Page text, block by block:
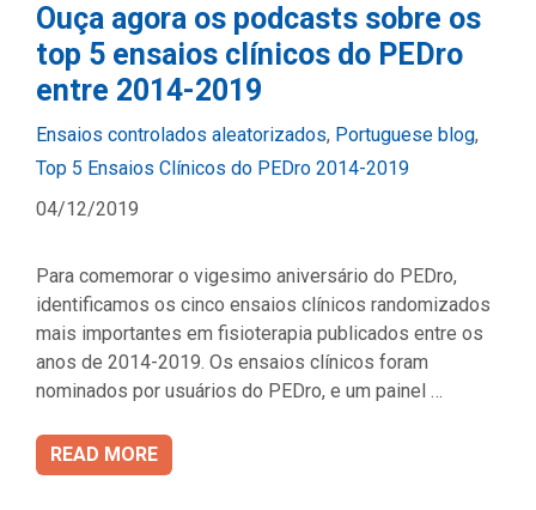
Ouça agora os podcasts sobre os
top 5 ensaios clínicos do PEDro
entre 2014-2019
Categories
Ensaios controlados aleatorizados, Portuguese blog,
Top 5 Ensaios Clínicos do PEDro 2014-2019
04/12/2019
Para comemorar o vigesimo aniversário do PEDro,
identificamos os cinco ensaios clínicos randomizados
mais importantes em fisioterapia publicados entre os
anos de 2014-2019. Os ensaios clínicos foram
nominados por usuários do PEDro, e um painel …
READ MORE